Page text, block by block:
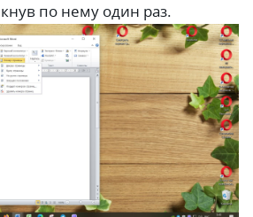
по нему один раз.